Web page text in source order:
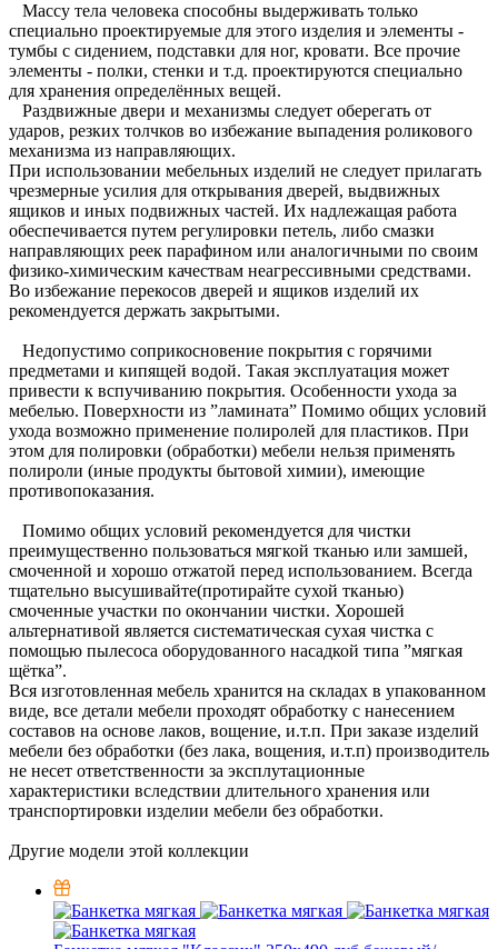
Массу тела человека способны выдерживать только
специально проектируемые для этого изделия и элементы -
тумбы с сидением, подставки для ног, кровати. Все прочие
элементы - полки, стенки и т.д. проектируются специально
для хранения определённых вещей.
Раздвижные двери и механизмы следует оберегать от
ударов, резких толчков во избежание выпадения роликового
механизма из направляющих.
При использовании мебельных изделий не следует прилагать
чрезмерные усилия для открывания дверей, выдвижных
ящиков и иных подвижных частей. Их надлежащая работа
обеспечивается путем регулировки петель, либо смазки
направляющих реек парафином или аналогичными по своим
физико-химическим качествам неагрессивными средствами.
Во избежание перекосов дверей и ящиков изделий их
рекомендуется держать закрытыми.
Недопустимо соприкосновение покрытия с горячими
предметами и кипящей водой. Такая эксплуатация может
привести к вспучиванию покрытия. Особенности ухода за
мебелью. Поверхности из ”ламината” Помимо общих условий
ухода возможно применение полиролей для пластиков. При
этом для полировки (обработки) мебели нельзя применять
полироли (иные продукты бытовой химии), имеющие
противопоказания.
Помимо общих условий рекомендуется для чистки
преимущественно пользоваться мягкой тканью или замшей,
смоченной и хорошо отжатой перед использованием. Всегда
тщательно высушивайте(протирайте сухой тканью)
смоченные участки по окончании чистки. Хорошей
альтернативой является систематическая сухая чистка с
помощью пылесоса оборудованного насадкой типа ”мягкая
щётка”.
Вся изготовленная мебель хранится на складах в упакованном
виде, все детали мебели проходят обработку с нанесением
составов на основе лаков, вощение, и.т.п. При заказе изделий
мебели без обработки (без лака, вощения, и.т.п) производитель
не несет ответственности за эксплутационные
характеристики вследствии длительного хранения или
транспортировки изделии мебели без обработки.
Другие модели этой коллекции